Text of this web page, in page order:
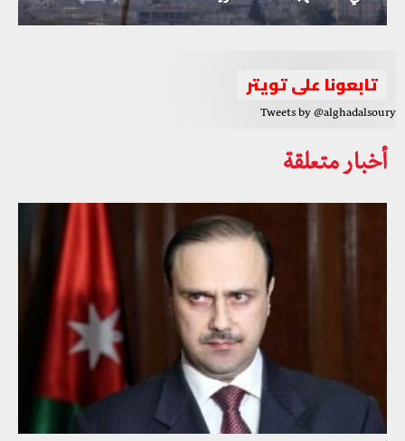
الحدود
تابعونا على تويتر
Tweets by @alghadalsoury
أخبار متعلقة